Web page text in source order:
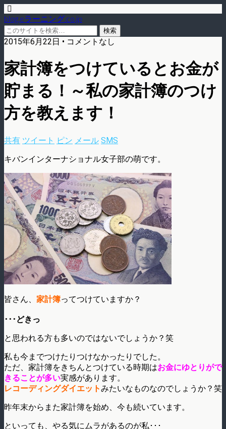
blog.eラーニング.co.jp
2015年6月22日 • コメントなし
家計簿をつけているとお金が
貯まる！～私の家計簿のつけ
方を教えます！
共有 ツイート ピン メール SMS
キバンインターナショナル女子部の萌です。
皆さん、 家計簿ってつけていますか？
･･･どきっ
と思われる方も多いのではないでしょうか？笑
私も今までつけたりつけなかったりでした。
ただ、家計簿をきちんとつけている時期はお金にゆとりがで
きることが多い実感があります。
レコーディングダイエットみたいなものなのでしょうか？笑
昨年末からまた家計簿を始め、今も続いています。
といっても、やる気にムラがあるのが私･･･